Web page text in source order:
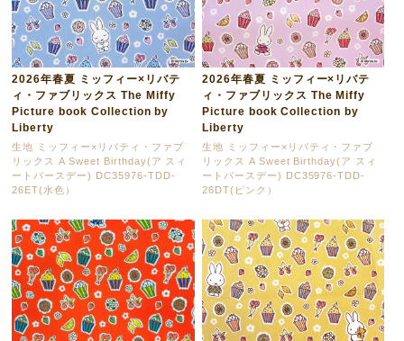
2026年春夏 ミッフィー×リバテ
ィ・ファブリックス The Miffy
Picture book Collection by
Liberty
生地 ミッフィー×リバティ・ファブ
リックス A Sweet Birthday(ア スィ
ートバースデー) DC35976-TDD-
26ET(水色）
2026年春夏 ミッフィー×リバテ
ィ・ファブリックス The Miffy
Picture book Collection by
Liberty
生地 ミッフィー×リバティ・ファブ
リックス A Sweet Birthday(ア スィ
ートバースデー) DC35976-TDD-
26DT(ピンク）